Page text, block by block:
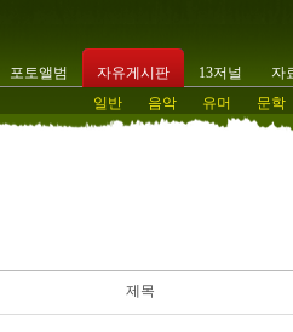
포토앨범 자유게시판 13저널
자
일반
음악 유머 문학
제목